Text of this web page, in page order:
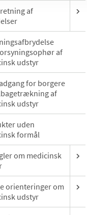
af
af
udstyr
for borgere
af
udstyr
uden
formål
om medicinsk
orienteringer om
udstyr